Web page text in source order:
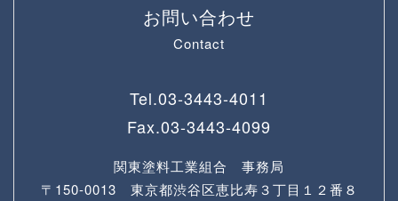
お問い合わせ
Contact
Tel.03-3443-4011
Fax.03-3443-4099
関東塗料工業組合 事務局
〒150-0013 東京都渋谷区恵比寿３丁目１２番８